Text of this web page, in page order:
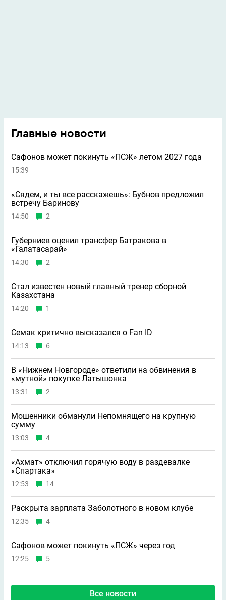
Главные новости
Сафонов может покинуть «ПСЖ» летом 2027 года
15:39
«Сядем, и ты все расскажешь»: Бубнов предложил
встречу Баринову
14:50 2
Губерниев оценил трансфер Батракова в
«Галатасарай»
14:30 2
Стал известен новый главный тренер сборной
Казахстана
14:20 1
Семак критично высказался о Fan ID
14:13 6
В «Нижнем Новгороде» ответили на обвинения в
«мутной» покупке Латышонка
13:31 2
Мошенники обманули Непомнящего на крупную
сумму
13:03 4
«Ахмат» отключил горячую воду в раздевалке
«Спартака»
12:53 14
Раскрыта зарплата Заболотного в новом клубе
12:35 4
Сафонов может покинуть «ПСЖ» через год
12:25 5
Все новости